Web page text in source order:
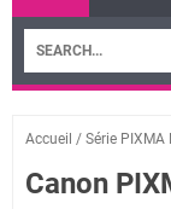
Accueil / Série PIXMA
Canon